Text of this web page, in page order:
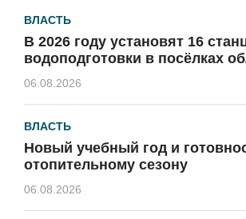
ВЛАСТЬ
В 2026 году установят 16
водоподготовки в посёлках
06.08.2026
ВЛАСТЬ
Новый учебный год и
отопительному сезону
06.08.2026